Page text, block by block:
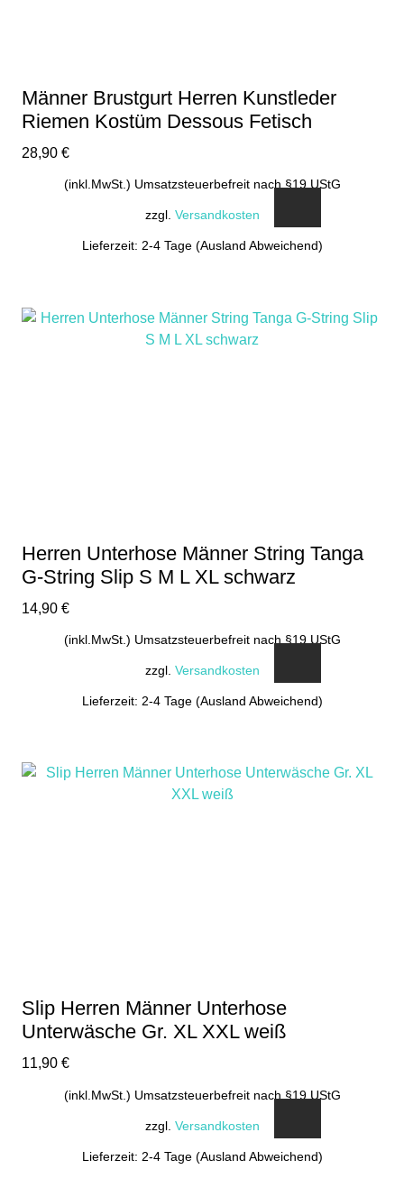
Männer Brustgurt Herren Kunstleder
Riemen Kostüm Dessous Fetisch
28,90 €
(inkl.MwSt.) Umsatzsteuerbefreit nach §19 UStG
zzgl. Versandkosten
Lieferzeit: 2-4 Tage (Ausland Abweichend)
Herren Unterhose Männer String Tanga
G-String Slip S M L XL schwarz
14,90 €
(inkl.MwSt.) Umsatzsteuerbefreit nach §19 UStG
zzgl. Versandkosten
Lieferzeit: 2-4 Tage (Ausland Abweichend)
weist
mehrere
werden
Slip Herren Männer Unterhose
Unterwäsche Gr. XL XXL weiß
11,90 €
(inkl.MwSt.) Umsatzsteuerbefreit nach §19 UStG
zzgl. Versandkosten
Lieferzeit: 2-4 Tage (Ausland Abweichend)